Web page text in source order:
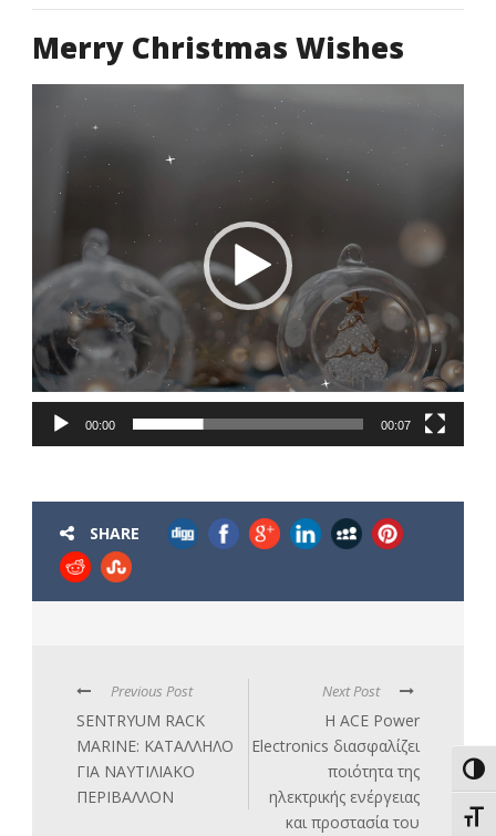
Merry Christmas Wishes
Πρόγραμμα
Αναπαραγωγής
00:00 00:07
SHARE
Previous Post
SENTRYUM RACK
MARINE: ΚΑΤΑΛΛΗΛΟ
ΓΙΑ ΝΑΥΤΙΛΙΑΚΟ
ΠΕΡΙΒΑΛΛΟΝ
Next Post
Η ACE Power
Electronics διασφαλίζει
ποιότητα της
ηλεκτρικής ενέργειας
και προστασία του